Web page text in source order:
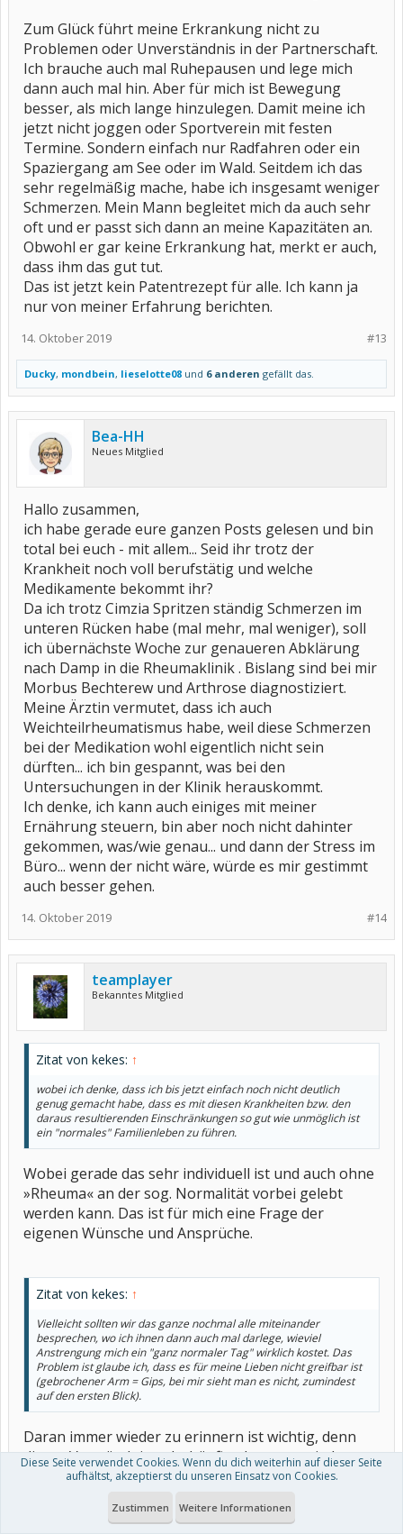
Zum Glück führt meine Erkrankung nicht zu
Problemen oder Unverständnis in der Partnerschaft.
Ich brauche auch mal Ruhepausen und lege mich
dann auch mal hin. Aber für mich ist Bewegung
besser, als mich lange hinzulegen. Damit meine ich
jetzt nicht joggen oder Sportverein mit festen
Termine. Sondern einfach nur Radfahren oder ein
Spaziergang am See oder im Wald. Seitdem ich das
sehr regelmäßig mache, habe ich insgesamt weniger
Schmerzen. Mein Mann begleitet mich da auch sehr
oft und er passt sich dann an meine Kapazitäten an.
Obwohl er gar keine Erkrankung hat, merkt er auch,
dass ihm das gut tut.
Das ist jetzt kein Patentrezept für alle. Ich kann ja
nur von meiner Erfahrung berichten.
#13
14. Oktober 2019
Ducky, mondbein, lieselotte08 und 6 anderen gefällt das.
Bea-HH
Neues Mitglied
Hallo zusammen,
ich habe gerade eure ganzen Posts gelesen und bin
total bei euch - mit allem... Seid ihr trotz der
Krankheit noch voll berufstätig und welche
Medikamente bekommt ihr?
Da ich trotz Cimzia Spritzen ständig Schmerzen im
unteren Rücken habe (mal mehr, mal weniger), soll
ich übernächste Woche zur genaueren Abklärung
nach Damp in die Rheumaklinik . Bislang sind bei mir
Morbus Bechterew und Arthrose diagnostiziert.
Meine Ärztin vermutet, dass ich auch
Weichteilrheumatismus habe, weil diese Schmerzen
bei der Medikation wohl eigentlich nicht sein
dürften... ich bin gespannt, was bei den
Untersuchungen in der Klinik herauskommt.
Ich denke, ich kann auch einiges mit meiner
Ernährung steuern, bin aber noch nicht dahinter
gekommen, was/wie genau... und dann der Stress im
Büro... wenn der nicht wäre, würde es mir gestimmt
auch besser gehen.
#14
14. Oktober 2019
teamplayer
Bekanntes Mitglied
Zitat von kekes: ↑
wobei ich denke, dass ich bis jetzt einfach noch nicht deutlich
genug gemacht habe, dass es mit diesen Krankheiten bzw. den
daraus resultierenden Einschränkungen so gut wie unmöglich ist
ein "normales" Familienleben zu führen.
Wobei gerade das sehr individuell ist und auch ohne
»Rheuma« an der sog. Normalität vorbei gelebt
werden kann. Das ist für mich eine Frage der
eigenen Wünsche und Ansprüche.
Zitat von kekes: ↑
Vielleicht sollten wir das ganze nochmal alle miteinander
besprechen, wo ich ihnen dann auch mal darlege, wieviel
Anstrengung mich ein "ganz normaler Tag" wirklich kostet. Das
Problem ist glaube ich, dass es für meine Lieben nicht greifbar ist
(gebrochener Arm = Gips, bei mir sieht man es nicht, zumindest
auf den ersten Blick).
Daran immer wieder zu erinnern ist wichtig, denn
dieses Verständnis geht häufig als erstes wieder
verloren. Ein guter Aufhänger sind Infekte. Eine
um. Sowas z.B. nutze ich, um deutlich zu machen,
Diese Seite verwendet Cookies. Wenn du dich weiterhin auf dieser Seite
aufhältst, akzeptierst du unseren Einsatz von Cookies.
Zustimmen Weitere Informationen